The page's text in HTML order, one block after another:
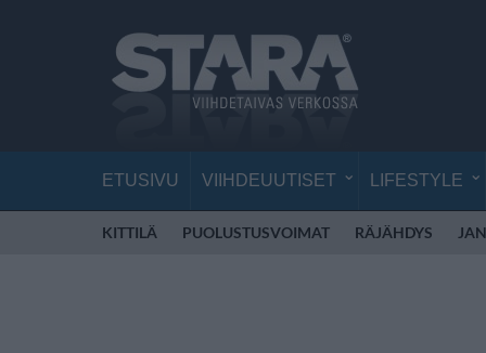
ETUSIVU VIIHDEUUTISET LIFESTYLE
KITTILÄ PUOLUSTUSVOIMAT RÄJÄHDYS